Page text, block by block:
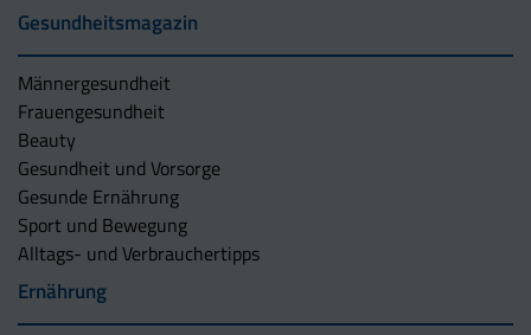
Gesundheitsmagazin
Männergesundheit
Frauengesundheit
Beauty
Gesundheit und Vorsorge
Gesunde Ernährung
Sport und Bewegung
Alltags- und Verbrauchertipps
Ernährung